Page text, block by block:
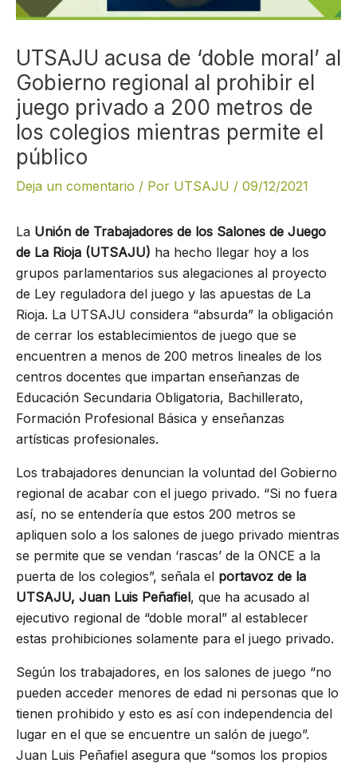
UTSAJU acusa de ‘doble moral’ al
Gobierno regional al prohibir el
juego privado a 200 metros de
los colegios mientras permite el
público
Deja un comentario / Por UTSAJU / 09/12/2021
La Unión de Trabajadores de los Salones de Juego
de La Rioja (UTSAJU) ha hecho llegar hoy a los
grupos parlamentarios sus alegaciones al proyecto
de Ley reguladora del juego y las apuestas de La
Rioja. La UTSAJU considera “absurda” la obligación
de cerrar los establecimientos de juego que se
encuentren a menos de 200 metros lineales de los
centros docentes que impartan enseñanzas de
Educación Secundaria Obligatoria, Bachillerato,
Formación Profesional Básica y enseñanzas
artísticas profesionales.
Los trabajadores denuncian la voluntad del Gobierno
regional de acabar con el juego privado. “Si no fuera
así, no se entendería que estos 200 metros se
apliquen solo a los salones de juego privado mientras
se permite que se vendan ‘rascas’ de la ONCE a la
puerta de los colegios”, señala el portavoz de la
UTSAJU, Juan Luis Peñafiel, que ha acusado al
ejecutivo regional de “doble moral” al establecer
estas prohibiciones solamente para el juego privado.
Según los trabajadores, en los salones de juego “no
pueden acceder menores de edad ni personas que lo
tienen prohibido y esto es así con independencia del
lugar en el que se encuentre un salón de juego”.
Juan Luis Peñafiel asegura que “somos los propios